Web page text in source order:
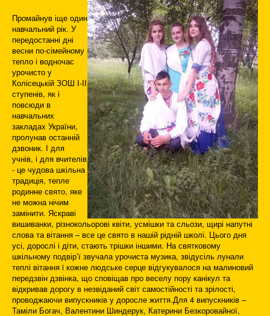
Промайнув іще один
навчальний рік. У
передостанні дні
весни по-сімейному
тепло і водночас
урочисто у
Колісецькій ЗОШ І-ІІ
ступенів, як і
повсюди в
навчальних
закладах України,
пролунав останній
дзвоник. І для
учнів, і для вчителів
- це чудова шкільна
традиція, тепле
родинне свято, яке
не можна нічим
замінити. Яскраві
вишиванки, різнокольорові квіти, усмішки та сльози, щирі напутні
слова та вітання – все це свято в нашій рідній школі. Цього дня
усі, дорослі і діти, стають трішки іншими. На святковому
шкільному подвір’ї звучала урочиста музика, звідусіль лунали
теплі вітання i кожне людське серце відгукувалося на малиновий
передзвін дзвінка, що сповіщав про веселу пору канікул та
відкривав дорогу в незвіданий світ самостійності та зрілості,
проводжаючи випускників у доросле життя.Для 4 випускників –
Таміли Богач, Валентини Шиндерук, Катерини Безкоровайної,